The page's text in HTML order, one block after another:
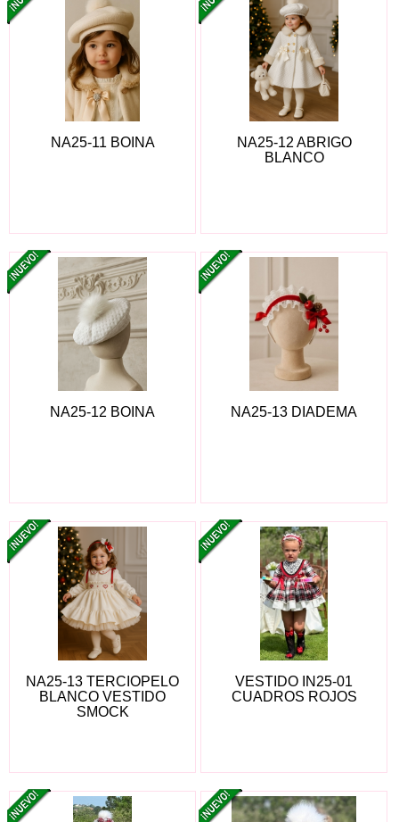
NA25-11 BOINA
NA25-12 ABRIGO
BLANCO
NA25-12 BOINA NA25-13 DIADEMA
NA25-13 TERCIOPELO
BLANCO VESTIDO
SMOCK
VESTIDO IN25-01
CUADROS ROJOS